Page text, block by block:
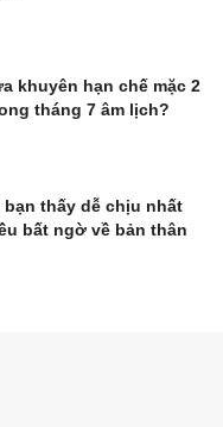
khuyên hạn chế mặc 2
tháng 7 âm lịch?
thấy dễ chịu nhất
bất ngờ về bản thân